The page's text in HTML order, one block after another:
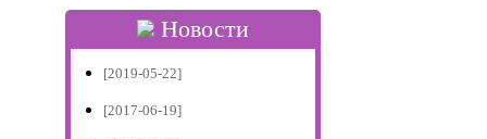
Новости
[2019-05-22]
[2017-06-19]